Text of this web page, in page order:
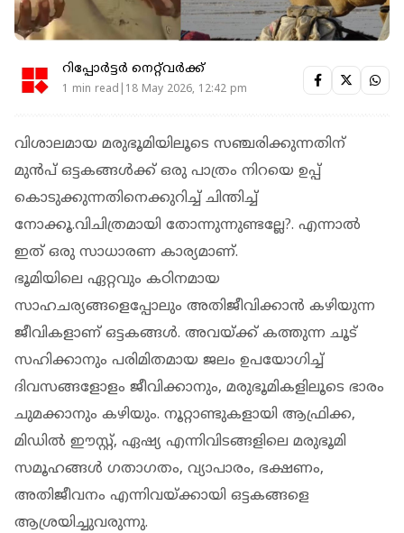
റിപ്പോർട്ടർ നെറ്റ്‌വര്‍ക്ക്‌
1 min read|18 May 2026, 12:42 pm
വിശാലമായ മരുഭൂമിയിലൂടെ സഞ്ചരിക്കുന്നതിന്
മുന്‍പ് ഒട്ടകങ്ങള്‍ക്ക് ഒരു പാത്രം നിറയെ ഉപ്പ്
കൊടുക്കുന്നതിനെക്കുറിച്ച് ചിന്തിച്ച്
നോക്കൂ.വിചിത്രമായി തോന്നുന്നുണ്ടല്ലേ?. എന്നാല്‍
ഇത് ഒരു സാധാരണ കാര്യമാണ്.
ഭൂമിയിലെ ഏറ്റവും കഠിനമായ
സാഹചര്യങ്ങളെപ്പോലും അതിജീവിക്കാന്‍ കഴിയുന്ന
ജീവികളാണ് ഒട്ടകങ്ങള്‍. അവയ്ക്ക് കത്തുന്ന ചൂട്
സഹിക്കാനും പരിമിതമായ ജലം ഉപയോഗിച്ച്
ദിവസങ്ങളോളം ജീവിക്കാനും, മരുഭൂമികളിലൂടെ ഭാരം
ചുമക്കാനും കഴിയും. നൂറ്റാണ്ടുകളായി ആഫ്രിക്ക,
മിഡില്‍ ഈസ്റ്റ്, ഏഷ്യ എന്നിവിടങ്ങളിലെ മരുഭൂമി
സമൂഹങ്ങള്‍ ഗതാഗതം, വ്യാപാരം, ഭക്ഷണം,
അതിജീവനം എന്നിവയ്ക്കായി ഒട്ടകങ്ങളെ
ആശ്രയിച്ചുവരുന്നു.